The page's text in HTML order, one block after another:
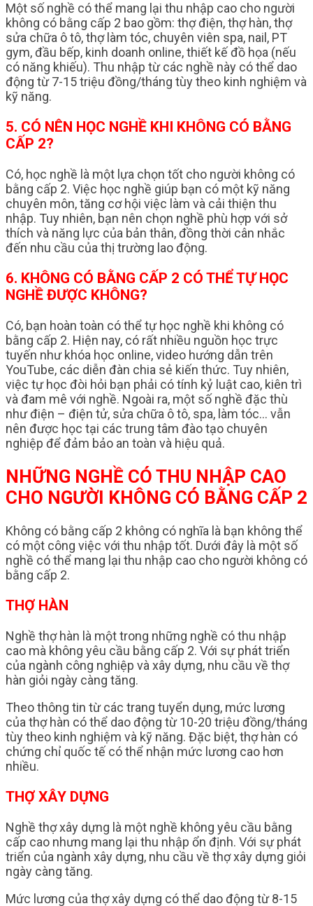
Một số nghề có thể mang lại thu nhập cao cho người
không có bằng cấp 2 bao gồm: thợ điện, thợ hàn, thợ
sửa chữa ô tô, thợ làm tóc, chuyên viên spa, nail, PT
gym, đầu bếp, kinh doanh online, thiết kế đồ họa (nếu
có năng khiếu). Thu nhập từ các nghề này có thể dao
động từ 7-15 triệu đồng/tháng tùy theo kinh nghiệm và
kỹ năng.
5. CÓ NÊN HỌC NGHỀ KHI KHÔNG CÓ BẰNG
CẤP 2?
Có, học nghề là một lựa chọn tốt cho người không có
bằng cấp 2. Việc học nghề giúp bạn có một kỹ năng
chuyên môn, tăng cơ hội việc làm và cải thiện thu
nhập. Tuy nhiên, bạn nên chọn nghề phù hợp với sở
thích và năng lực của bản thân, đồng thời cân nhắc
đến nhu cầu của thị trường lao động.
6. KHÔNG CÓ BẰNG CẤP 2 CÓ THỂ TỰ HỌC
NGHỀ ĐƯỢC KHÔNG?
Có, bạn hoàn toàn có thể tự học nghề khi không có
bằng cấp 2. Hiện nay, có rất nhiều nguồn học trực
tuyến như khóa học online, video hướng dẫn trên
YouTube, các diễn đàn chia sẻ kiến thức. Tuy nhiên,
việc tự học đòi hỏi bạn phải có tính kỷ luật cao, kiên trì
và đam mê với nghề. Ngoài ra, một số nghề đặc thù
như điện – điện tử, sửa chữa ô tô, spa, làm tóc… vẫn
nên được học tại các trung tâm đào tạo chuyên
nghiệp để đảm bảo an toàn và hiệu quả.
NHỮNG NGHỀ CÓ THU NHẬP CAO
CHO NGƯỜI KHÔNG CÓ BẰNG CẤP 2
Không có bằng cấp 2 không có nghĩa là bạn không thể
có một công việc với thu nhập tốt. Dưới đây là một số
nghề có thể mang lại thu nhập cao cho người không có
bằng cấp 2.
THỢ HÀN
Nghề thợ hàn là một trong những nghề có thu nhập
cao mà không yêu cầu bằng cấp 2. Với sự phát triển
của ngành công nghiệp và xây dựng, nhu cầu về thợ
hàn giỏi ngày càng tăng.
Theo thông tin từ các trang tuyển dụng, mức lương
của thợ hàn có thể dao động từ 10-20 triệu đồng/tháng
tùy theo kinh nghiệm và kỹ năng. Đặc biệt, thợ hàn có
chứng chỉ quốc tế có thể nhận mức lương cao hơn
nhiều.
THỢ XÂY DỰNG
Nghề thợ xây dựng là một nghề không yêu cầu bằng
cấp cao nhưng mang lại thu nhập ổn định. Với sự phát
triển của ngành xây dựng, nhu cầu về thợ xây dựng giỏi
ngày càng tăng.
Mức lương của thợ xây dựng có thể dao động từ 8-15